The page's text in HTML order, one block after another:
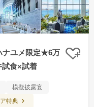
ナユメ限定★6万
食×試着
クリ
模擬披露宴
特典